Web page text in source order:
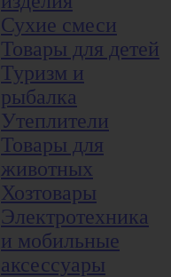
Сухие смеси
Товары для детей
Туризм и
рыбалка
Утеплители
Товары для
животных
Хозтовары
Электротехника
и мобильные
аксессуары